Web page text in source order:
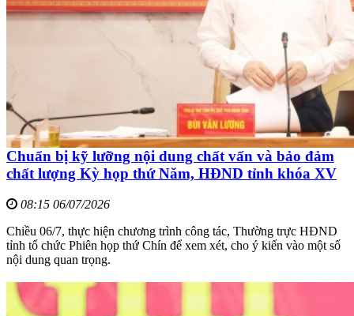
Chuẩn bị kỹ lưỡng nội dung chất vấn và bảo đảm
chất lượng Kỳ họp thứ Năm, HĐND tỉnh khóa XV
08:15 06/07/2026
Chiều 06/7, thực hiện chương trình công tác, Thường trực HĐND
tỉnh tổ chức Phiên họp thứ Chín để xem xét, cho ý kiến vào một số
nội dung quan trọng.